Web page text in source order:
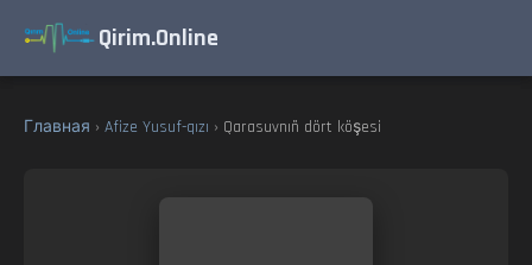
Qirim.Online
Главная › Afize Yusuf-qızı › Qarasuvnıñ dört köşesi